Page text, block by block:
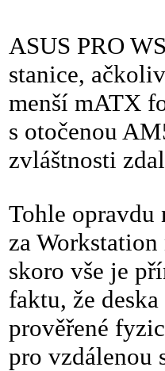
ASUS PRO
stanice,
menší mATX
s otočenou
zvláštnosti
Tohle opravdu
za
skoro vše je
faktu, že
prověřené
pro vzdálenou